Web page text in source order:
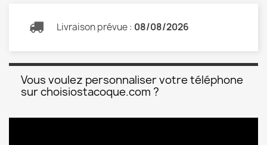
Livraison prévue : 08/08/2026
Vous voulez personnaliser votre téléphone
sur choisiostacoque.com ?